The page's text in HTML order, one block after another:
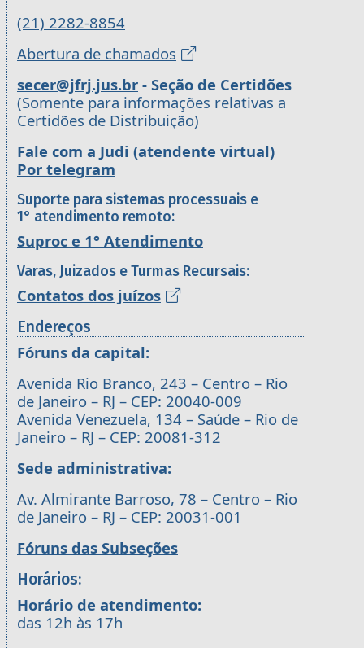
(21) 2282-8854
Abertura de chamados
secer@jfrj.jus.br - Seção de Certidões
(Somente para informações relativas a
Certidões de Distribuição)
Fale com a Judi (atendente virtual)
Por telegram
Suporte para sistemas processuais e
1° atendimento remoto:
Suproc e 1° Atendimento
Varas, Juizados e Turmas Recursais:
Contatos dos juízos
Endereços
Fóruns da capital:
Avenida Rio Branco, 243 – Centro – Rio
de Janeiro – RJ – CEP: 20040-009
Avenida Venezuela, 134 – Saúde – Rio de
Janeiro – RJ – CEP: 20081-312
Sede administrativa:
Av. Almirante Barroso, 78 – Centro – Rio
de Janeiro – RJ – CEP: 20031-001
Fóruns das Subseções
Horários:
Horário de atendimento:
das 12h às 17h